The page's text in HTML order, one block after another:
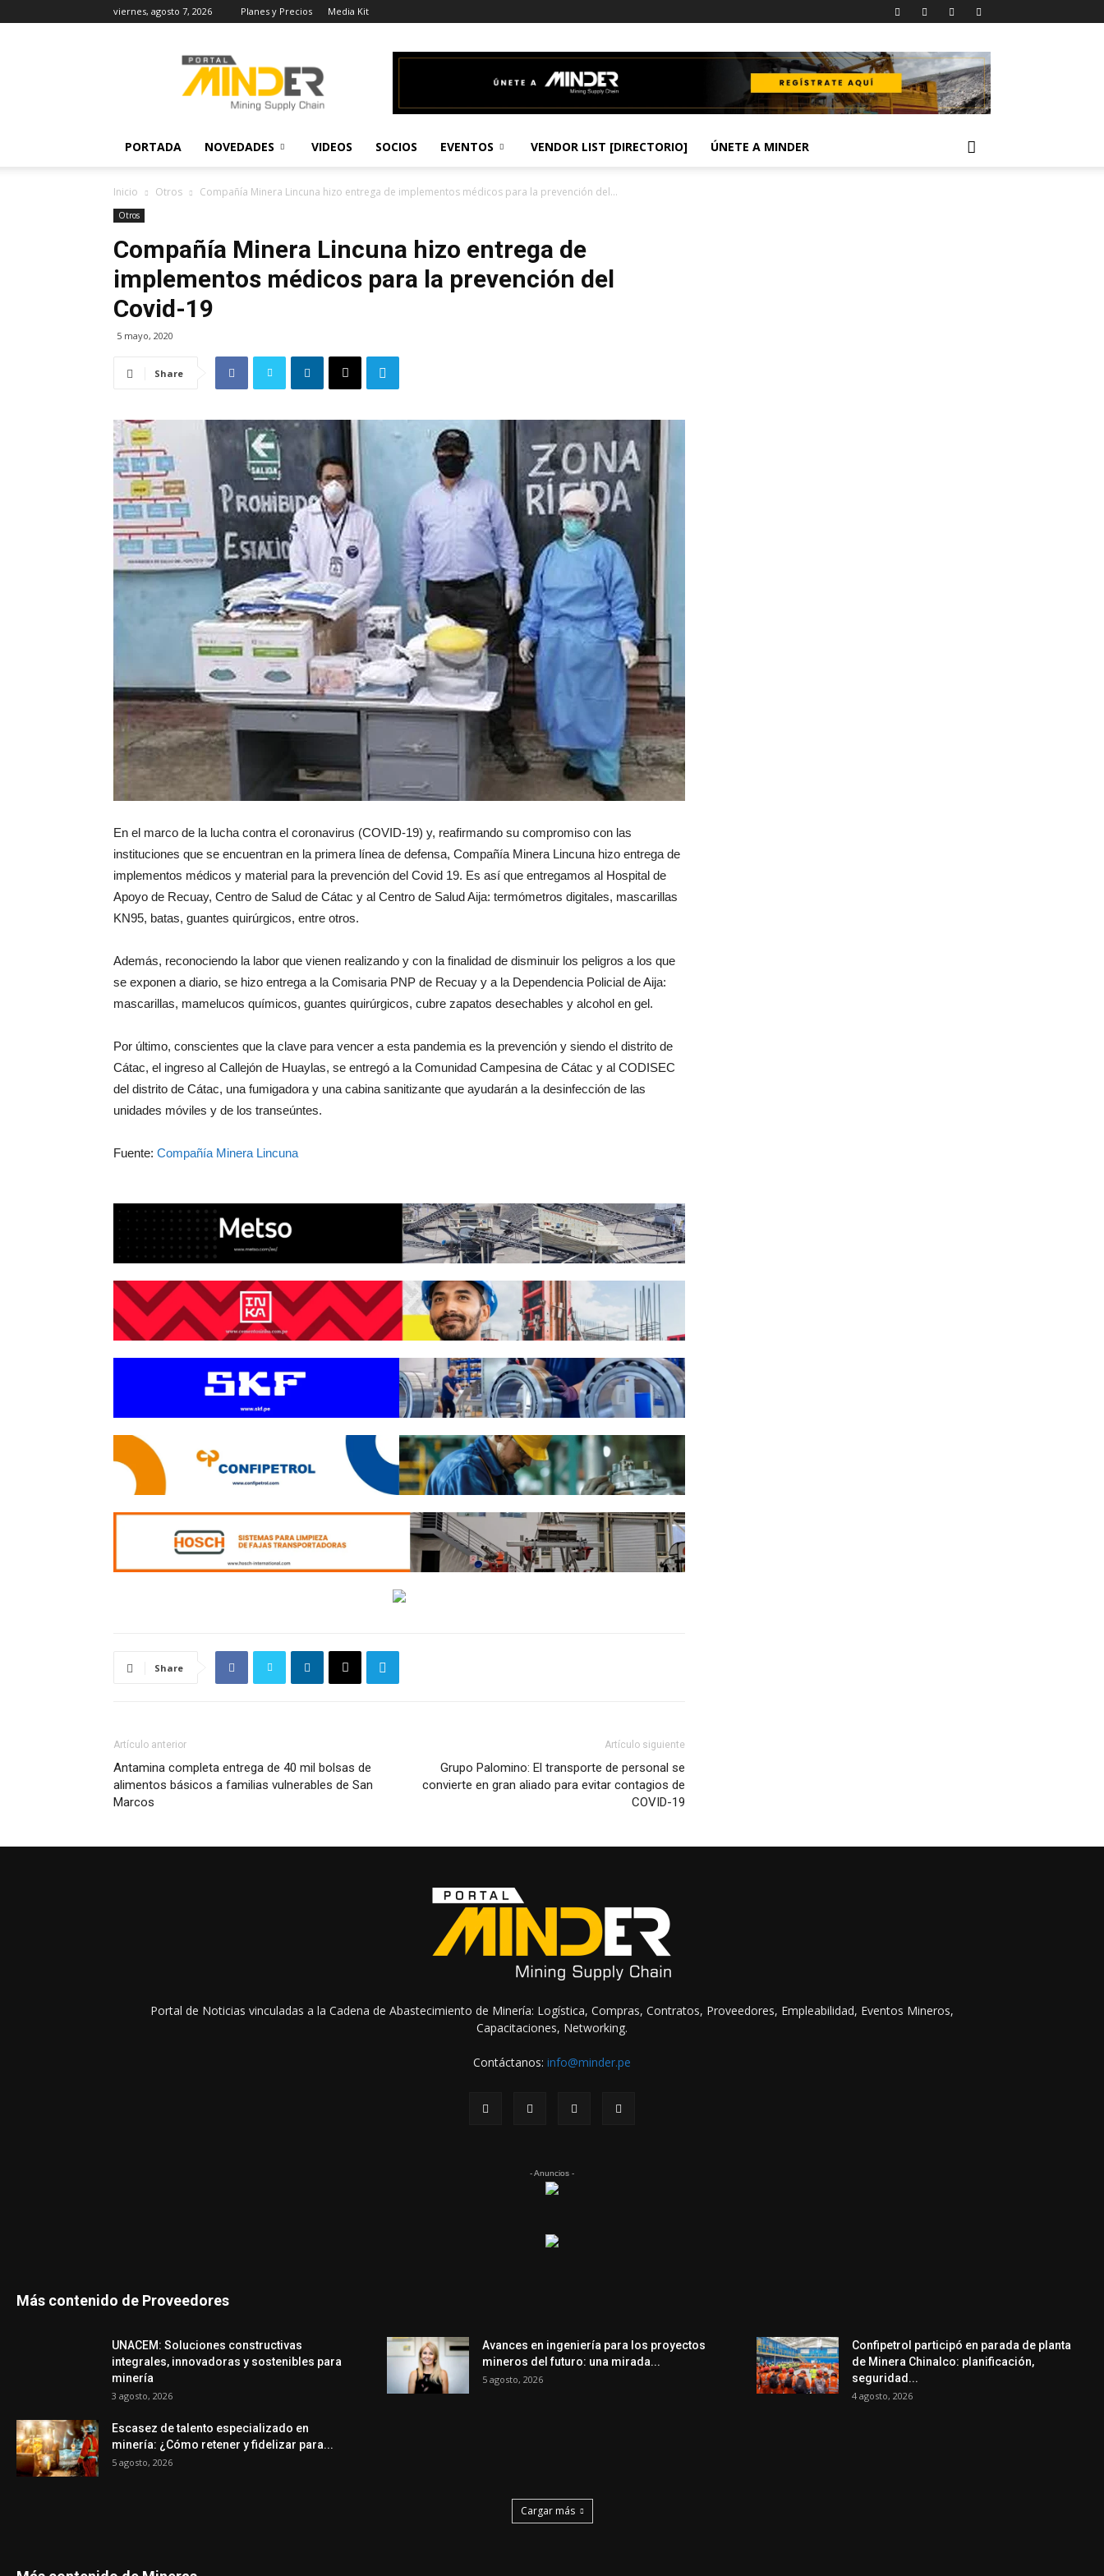
viernes, agosto 7, 2026 Planes y Precios Media Kit
Actualidad
Minera
PORTADA NOVEDADES VIDEOS SOCIOS EVENTOS VENDOR LIST [DIRECTORIO] ÚNETE A MINDER
Inicio Otros Compañía Minera Lincuna hizo entrega de implementos médicos para la prevención del...
Otros
Compañía Minera Lincuna hizo entrega de
implementos médicos para la prevención del
Covid-19
5 mayo, 2020
Share
En el marco de la lucha contra el coronavirus (COVID-19) y, reafirmando su compromiso con las
instituciones que se encuentran en la primera línea de defensa, Compañía Minera Lincuna hizo entrega de
implementos médicos y material para la prevención del Covid 19. Es así que entregamos al Hospital de
Apoyo de Recuay, Centro de Salud de Cátac y al Centro de Salud Aija: termómetros digitales, mascarillas
KN95, batas, guantes quirúrgicos, entre otros.
Además, reconociendo la labor que vienen realizando y con la finalidad de disminuir los peligros a los que
se exponen a diario, se hizo entrega a la Comisaria PNP de Recuay y a la Dependencia Policial de Aija:
mascarillas, mamelucos químicos, guantes quirúrgicos, cubre zapatos desechables y alcohol en gel.
Por último, conscientes que la clave para vencer a esta pandemia es la prevención y siendo el distrito de
Cátac, el ingreso al Callejón de Huaylas, se entregó a la Comunidad Campesina de Cátac y al CODISEC
del distrito de Cátac, una fumigadora y una cabina sanitizante que ayudarán a la desinfección de las
unidades móviles y de los transeúntes.
Fuente: Compañía Minera Lincuna
Share
Artículo anterior
Antamina completa entrega de 40 mil bolsas de
alimentos básicos a familias vulnerables de San
Marcos
Artículo siguiente
Grupo Palomino: El transporte de personal se
convierte en gran aliado para evitar contagios de
COVID-19
Portal de Noticias vinculadas a la Cadena de Abastecimiento de Minería: Logística, Compras, Contratos, Proveedores, Empleabilidad, Eventos Mineros,
Capacitaciones, Networking.
Contáctanos: info@minder.pe
- Anuncios -
Más contenido de Proveedores
UNACEM: Soluciones constructivas
integrales, innovadoras y sostenibles para
minería
3 agosto, 2026
Avances en ingeniería para los proyectos
mineros del futuro: una mirada...
5 agosto, 2026
Confipetrol participó en parada de planta
de Minera Chinalco: planificación,
seguridad...
4 agosto, 2026
Escasez de talento especializado en
minería: ¿Cómo retener y fidelizar para...
5 agosto, 2026
Cargar más